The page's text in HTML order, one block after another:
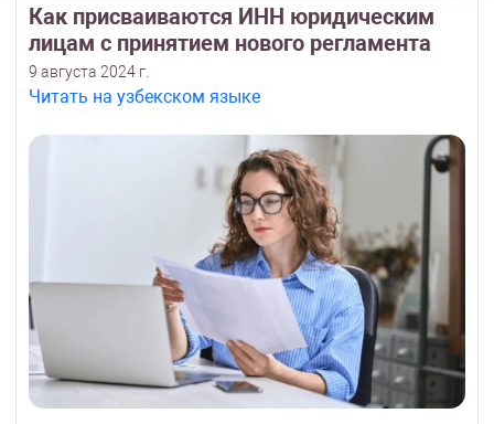
Как присваиваются ИНН юридическим
лицам с принятием нового регламента
9 августа 2024 г.
Читать на узбекском языке